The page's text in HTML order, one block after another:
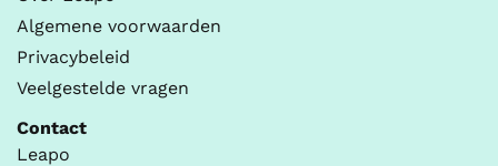
Algemene voorwaarden
Privacybeleid
Veelgestelde vragen
Contact
Leapo